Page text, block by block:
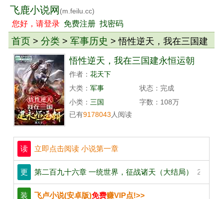
飞鹿小说网 (m.feilu.cc)
您好，请登录 免费注册 找密码
首页 > 分类 > 军事历史 > 悟性逆天，我在三国建
永恒运朝
悟性逆天，我在三国建永恒运朝
作者： 花天下
大类： 军事
状态：完成
小类： 三国
字数：108万
已有9178043 人阅读
读 立即点击阅读 小说第一章
更 第二百九十六章 一统世界，征战诸天（大结局） 2024-
装 飞卢小说(安卓版)免费赚VIP点!>>